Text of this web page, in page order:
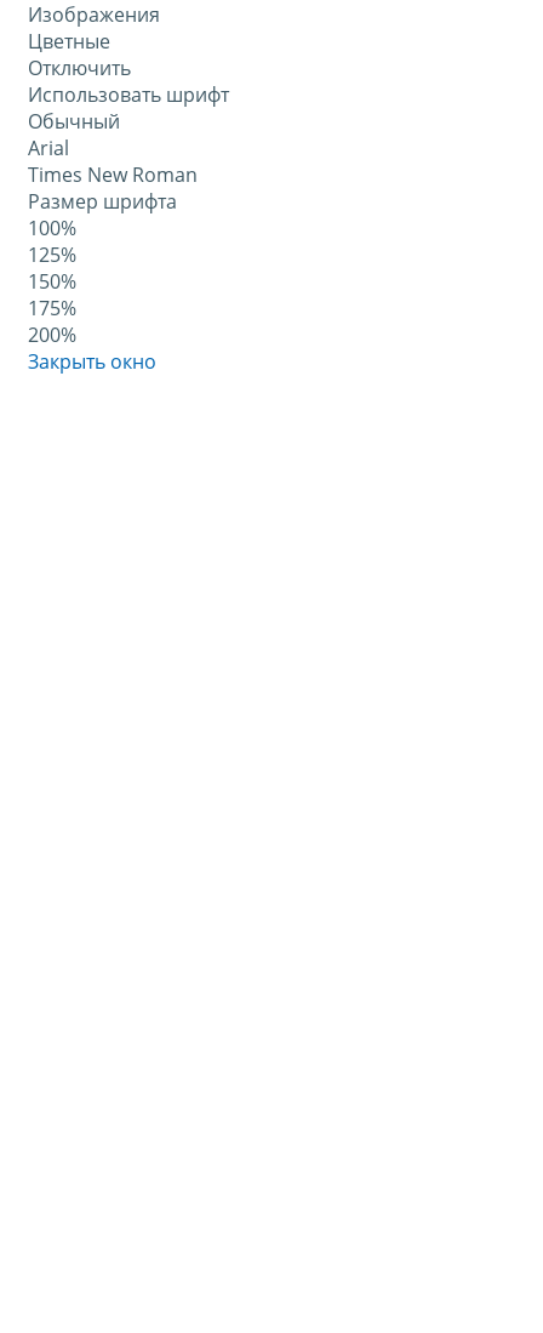
Изображения
Цветные
Отключить
Использовать шрифт
Обычный
Arial
Times New Roman
Размер шрифта
100%
125%
150%
175%
200%
Закрыть окно